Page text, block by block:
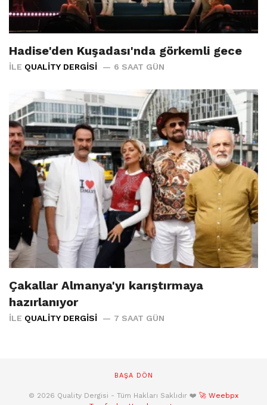
Hadise'den Kuşadası'nda görkemli gece
İLE QUALITY DERGISI 6 SAAT GÜN
Çakallar Almanya'yı karıştırmaya
hazırlanıyor
İLE QUALITY DERGISI 7 SAAT GÜN
BAŞA DÖN
© 2026 Quality Dergisi - Tüm Hakları Saklıdır ❤️ 🚀 Weebpx